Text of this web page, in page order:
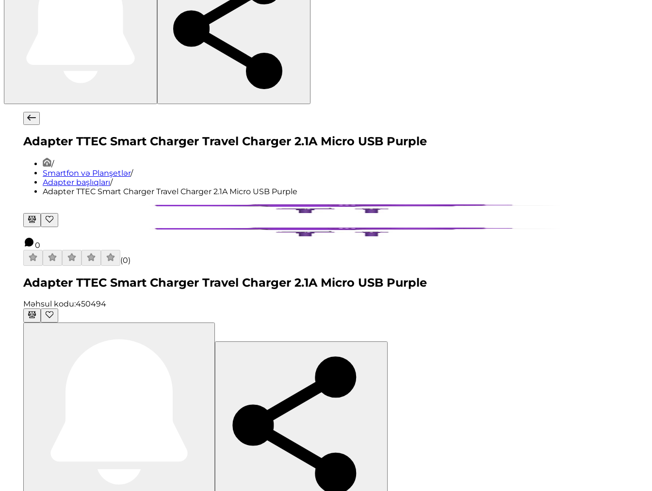
Adapter TTEC Smart Charger Travel Charger 2.1A Micro USB Purple
/
Smartfon və Planşetlər/
Adapter başlıqları/
Adapter TTEC Smart Charger Travel Charger 2.1A Micro USB Purple
0
(0)
Adapter TTEC Smart Charger Travel Charger 2.1A Micro USB Purple
Məhsul kodu:450494